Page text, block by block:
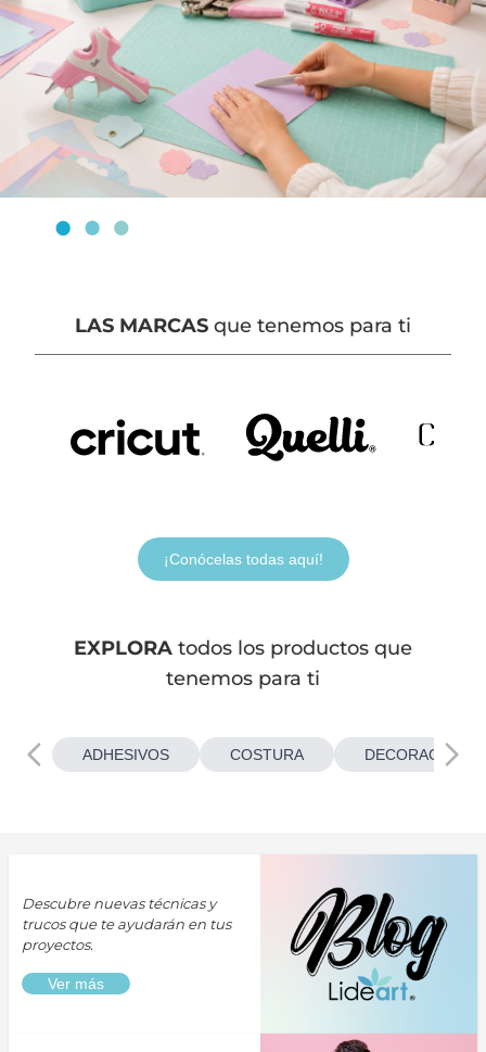
LAS MARCAS que tenemos para ti
¡Conócelas todas aquí!
EXPLORA todos los productos que
tenemos para ti
ADHESIVOS COSTURA
Descubre nuevas técnicas y
trucos que te ayudarán en tus
proyectos.
Ver más